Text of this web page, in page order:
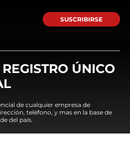
SUSCRIBIRSE
ÚNICO
de cualquier empresa de
teléfono, y mas en la base de
del país.